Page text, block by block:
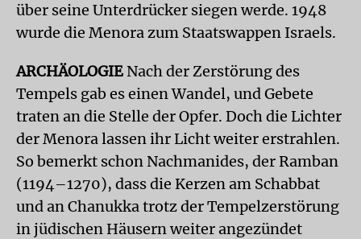
über seine Unterdrücker siegen werde. 1948
wurde die Menora zum Staatswappen Israels.
ARCHÄOLOGIE Nach der Zerstörung des
Tempels gab es einen Wandel, und Gebete
traten an die Stelle der Opfer. Doch die Lichter
der Menora lassen ihr Licht weiter erstrahlen.
So bemerkt schon Nachmanides, der Ramban
(1194–1270), dass die Kerzen am Schabbat
und an Chanukka trotz der Tempelzerstörung
in jüdischen Häusern weiter angezündet